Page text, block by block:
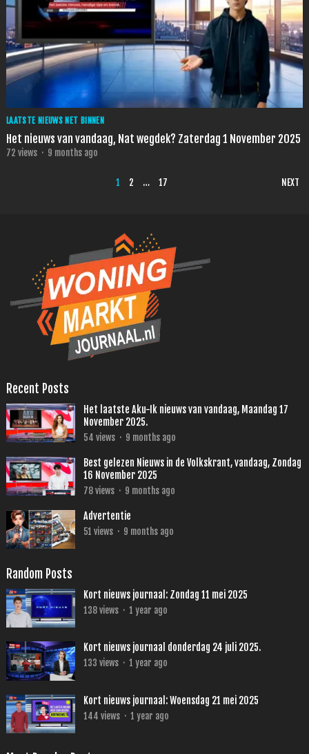
LAATSTE NIEUWS NET BINNEN
Het nieuws van vandaag, Nat wegdek? Zaterdag 1 November 2025
72 views · 9 months ago
1 2 … 17 NEXT
Recent Posts
Het laatste Aku-Ik nieuws van vandaag, Maandag 17
November 2025.
54 views · 9 months ago
Best gelezen Nieuws in de Volkskrant, vandaag, Zondag
16 November 2025
78views · 9 months ago
Advertentie
51 views · 9 months ago
Random Posts
Kort nieuws journaal: Zondag 11 mei 2025
138views · 1 year ago
Kort nieuws journaal donderdag 24 juli 2025.
133 views · 1 year ago
Kort nieuws journaal: Woensdag 21 mei 2025
144 views · 1 year ago